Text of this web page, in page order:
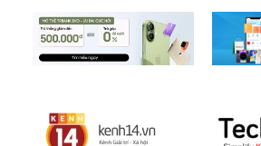
thời qua cổng USB‑C ngoài và
tối đa bốn thiết bị cùng lúc.
rộng x chiều cao lần